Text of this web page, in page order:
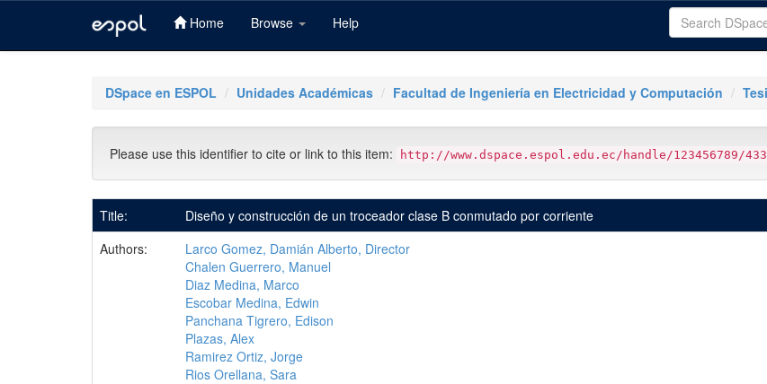
Home Browse Help
DSpace en ESPOL Unidades Académicas Facultad de Ingeniería en Electricidad y Computación
Please use this identifier to cite or link to this item: http://www.dspace.espol.edu.ec/handle/123456789/
Title:
Diseño y construcción de un troceador clase B conmutado por corriente
Authors:
Larco Gomez, Damián Alberto, Director
Chalen Guerrero, Manuel
Diaz Medina, Marco
Escobar Medina, Edwin
Panchana Tigrero, Edison
Plazas, Alex
Ramirez Ortiz, Jorge
Rios Orellana, Sara